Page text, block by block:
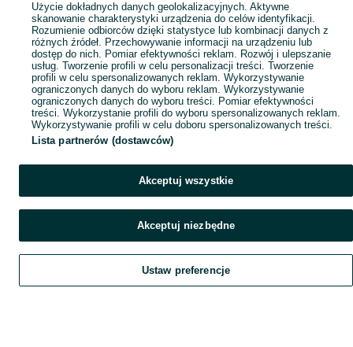
Szukaj Obserwujesz Dodaj Czat Konto
Użycie dokładnych danych geolokalizacyjnych. Aktywne
skanowanie charakterystyki urządzenia do celów identyfikacji.
Rozumienie odbiorców dzięki statystyce lub kombinacji danych z
różnych źródeł. Przechowywanie informacji na urządzeniu lub
dostęp do nich. Pomiar efektywności reklam. Rozwój i ulepszanie
usług. Tworzenie profili w celu personalizacji treści. Tworzenie
profili w celu spersonalizowanych reklam. Wykorzystywanie
ograniczonych danych do wyboru reklam. Wykorzystywanie
ograniczonych danych do wyboru treści. Pomiar efektywności
treści. Wykorzystanie profili do wyboru spersonalizowanych reklam.
Wykorzystywanie profili w celu doboru spersonalizowanych treści.
Lista partnerów (dostawców)
Akceptuj wszystkie
Akceptuj niezbędne
Ustaw preferencje